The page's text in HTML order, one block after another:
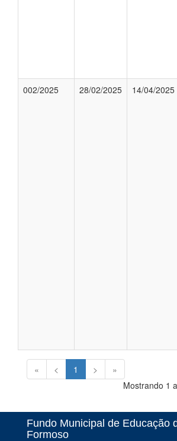
002/2025 28/02/2025 14/04/2025
« < 1 >
»
Mostrando 1
Fundo Municipal de Educação
Formoso